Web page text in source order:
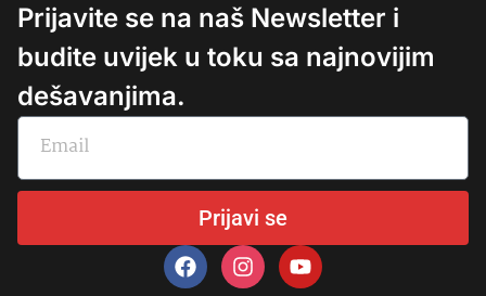
Prijavite se na naš Newsletter i
budite uvijek u toku sa najnovijim
dešavanjima.
Prijavi se